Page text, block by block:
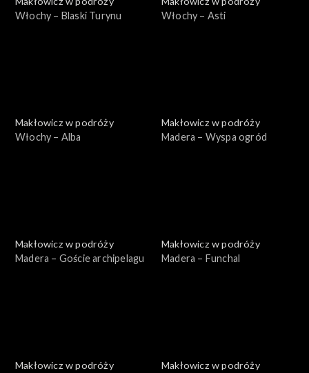
Włochy – Blaski Turynu
Włochy – Asti
Makłowicz w podróży
Włochy – Alba
Makłowicz w podróży
Madera – Wyspa ogród
Makłowicz w podróży
Madera – Goście archipelagu
Makłowicz w podróży
Madera – Funchal
Makłowicz w podróży
Makłowicz w podróży